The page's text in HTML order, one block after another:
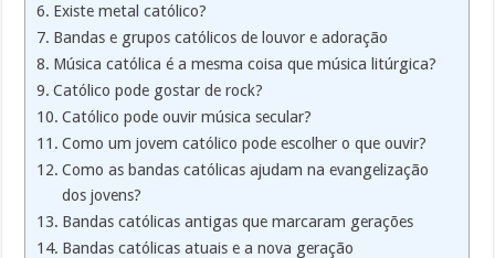
Existe metal católico?
Bandas e grupos católicos de louvor e adoração
Música católica é a mesma coisa que música litúrgica?
Católico pode gostar de rock?
Católico pode ouvir música secular?
Como um jovem católico pode escolher o que ouvir?
Como as bandas católicas ajudam na evangelização
dos jovens?
Bandas católicas antigas que marcaram gerações
Bandas católicas atuais e a nova geração